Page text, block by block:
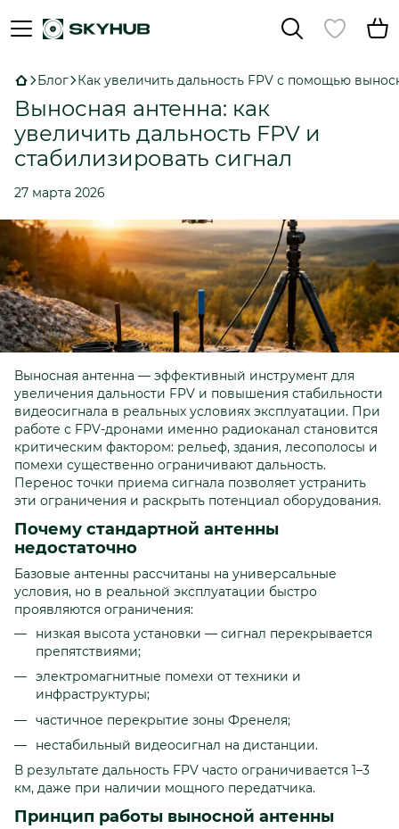
Блог Как увеличить дальность FPV с помощью
Выносная антенна: как
увеличить дальность FPV и
стабилизировать сигнал
27 марта 2026
Выносная антенна — эффективный инструмент для
увеличения дальности FPV и повышения стабильности
видеосигнала в реальных условиях эксплуатации. При
работе с FPV-дронами именно радиоканал становится
критическим фактором: рельеф, здания, лесополосы и
помехи существенно ограничивают дальность.
Перенос точки приема сигнала позволяет устранить
эти ограничения и раскрыть потенциал оборудования.
Почему стандартной антенны
недостаточно
Базовые антенны рассчитаны на универсальные
условия, но в реальной эксплуатации быстро
проявляются ограничения:
низкая высота установки — сигнал перекрывается
препятствиями;
электромагнитные помехи от техники и
инфраструктуры;
частичное перекрытие зоны Френеля;
нестабильный видеосигнал на дистанции.
В результате дальность FPV часто ограничивается 1–3
км, даже при наличии мощного передатчика.
Принцип работы выносной антенны